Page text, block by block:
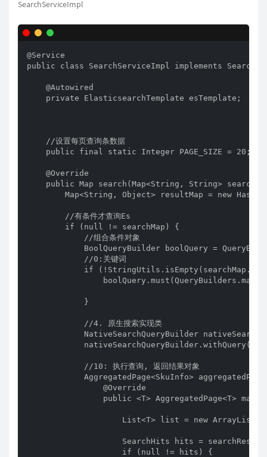
SearchServiceImpl
@Service
public class SearchServiceImpl implements
    @Autowired
    private ElasticsearchTemplate esTemplate;
    //设置每页查询条数据
    public final static Integer PAGE_SIZE = 20;
    @Override
public Map search(Map<String, String>
Map<String, Object> resultMap = new
        //有条件才查询Es
        if (null != searchMap) {
            //组合条件对象
BoolQueryBuilder boolQuery =
            //0:关键词
if
            }
            //4. 原生搜索实现类
NativeSearchQueryBuilder
            //10: 执行查询, 返回结果对象
AggregatedPage<SkuInfo>
                @Override
public <T> AggregatedPage<T>
List<T> list = new
SearchHits hits =
                    if (null != hits) {